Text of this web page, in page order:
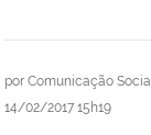
por Comunicação
14/02/2017 15h19